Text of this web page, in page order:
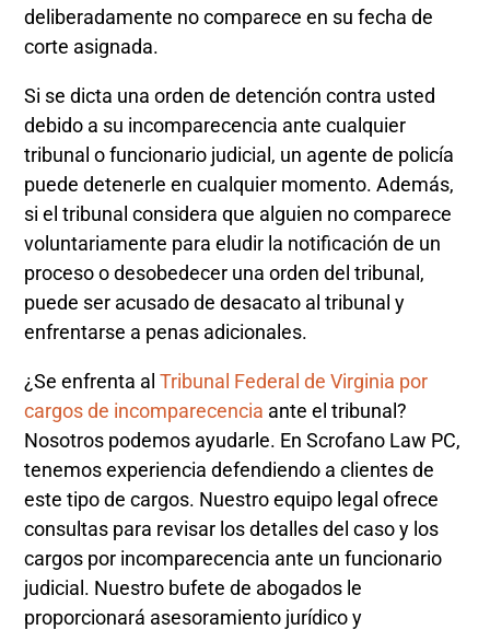
deliberadamente no comparece en su fecha de
corte asignada.
Si se dicta una orden de detención contra usted
debido a su incomparecencia ante cualquier
tribunal o funcionario judicial, un agente de policía
puede detenerle en cualquier momento. Además,
si el tribunal considera que alguien no comparece
voluntariamente para eludir la notificación de un
proceso o desobedecer una orden del tribunal,
puede ser acusado de desacato al tribunal y
enfrentarse a penas adicionales.
¿Se enfrenta al Tribunal Federal de Virginia por
cargos de incomparecencia ante el tribunal?
Nosotros podemos ayudarle. En Scrofano Law PC,
tenemos experiencia defendiendo a clientes de
este tipo de cargos. Nuestro equipo legal ofrece
consultas para revisar los detalles del caso y los
cargos por incomparecencia ante un funcionario
judicial. Nuestro bufete de abogados le
proporcionará asesoramiento jurídico y